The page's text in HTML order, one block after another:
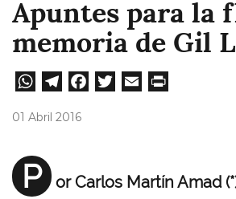
Apuntes para la
memoria de Gil
W
A
pp
Te
m
Fa
01 Abril 2016
P or Carlos Martín Amad